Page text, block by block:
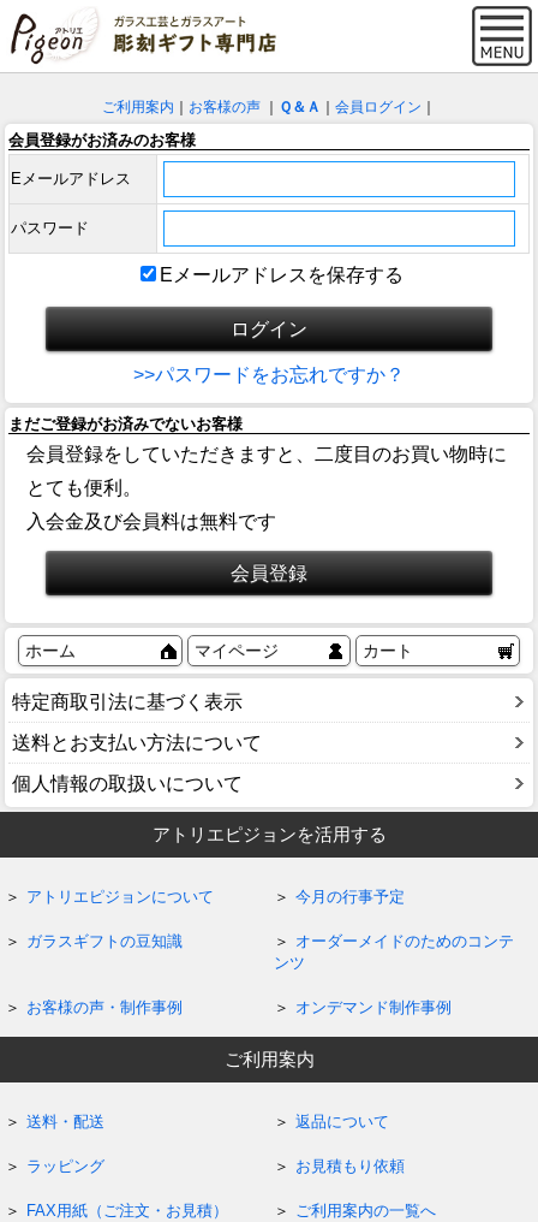
ご利用案内 お客様の声 Ｑ＆Ａ 会員ログイン
会員登録がお済みのお客様
Eメールアドレス
パスワード
Eメールアドレスを保存する
>>パスワードをお忘れですか？
まだご登録がお済みでないお客様
会員登録をしていただきますと、二度目のお買い物時に
とても便利。
入会金及び会員料は無料です
ホーム マイページ カート
特定商取引法に基づく表示
送料とお支払い方法について
個人情報の取扱いについて
アトリエピジョンを活用する
アトリエピジョンについて 今月の行事予定
ガラスギフトの豆知識
オーダーメイドのためのコンテ
ンツ
お客様の声・制作事例 オンデマンド制作事例
ご利用案内
送料・配送 返品について
ラッピング お見積もり依頼
FAX用紙（ご注文・お見積）
ご利用案内の一覧へ